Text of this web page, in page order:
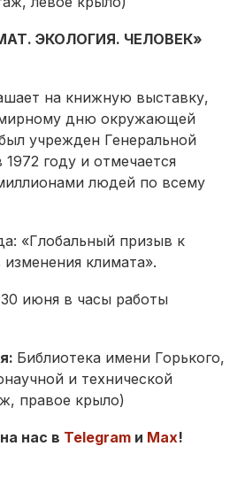
ЭКОЛОГИЯ. ЧЕЛОВЕК»
на книжную выставку,
дню окружающей
учрежден Генеральной
году и отмечается
людей по всему
«Глобальный призыв к
климата».
июня в часы работы
Библиотека имени Горького,
и технической
правое крыло)
нас в Telegram и Max!